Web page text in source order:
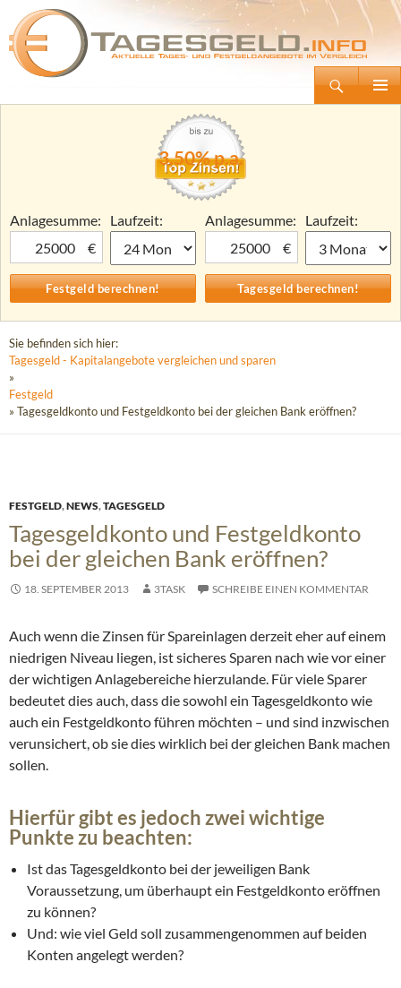
Tagesgeld.info – Tagesgeldkonten vergleichen und Tagesgeld-Zinsen berechnen
Zum
3,50% p.a.
Anlagesumme:
€
Laufzeit:
Anlagesumme:
€
Laufzeit:
Sie befinden sich hier:
Tagesgeld - Kapitalangebote vergleichen und sparen
»
Festgeld
» Tagesgeldkonto und Festgeldkonto bei der gleichen Bank eröffnen?
FESTGELD,NEWS,TAGESGELD
Tagesgeldkonto und Festgeldkonto
bei der gleichen Bank eröffnen?
18. SEPTEMBER 2013 3TASK SCHREIBE EINEN KOMMENTAR
Auch wenn die Zinsen für Spareinlagen derzeit eher auf einem
niedrigen Niveau liegen, ist sicheres Sparen nach wie vor einer
der wichtigen Anlagebereiche hierzulande. Für viele Sparer
bedeutet dies auch, dass die sowohl ein Tagesgeldkonto wie
auch ein Festgeldkonto führen möchten – und sind inzwischen
verunsichert, ob sie dies wirklich bei der gleichen Bank machen
sollen.
Hierfür gibt es jedoch zwei wichtige
Punkte zu beachten:
Ist das Tagesgeldkonto bei der jeweiligen Bank
Voraussetzung, um überhaupt ein Festgeldkonto eröffnen
zu können?
Und: wie viel Geld soll zusammengenommen auf beiden
Konten angelegt werden?